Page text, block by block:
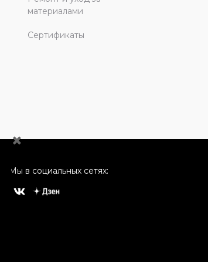
материалами
Сертификаты
Мы в социальных сетях: